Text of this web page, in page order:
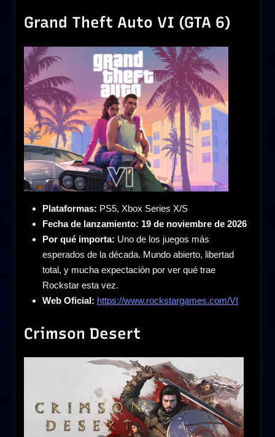
Grand Theft Auto VI (GTA 6)
Plataformas: PS5, Xbox Series X/S
Fecha de lanzamiento: 19 de noviembre de 2026
Por qué importa: Uno de los juegos más
esperados de la década. Mundo abierto, libertad
total, y mucha expectación por ver qué trae
Rockstar esta vez.
Web Oficial: https://www.rockstargames.com/VI
Crimson Desert